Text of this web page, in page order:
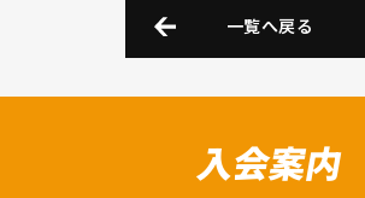
一覧へ戻る
入会案内